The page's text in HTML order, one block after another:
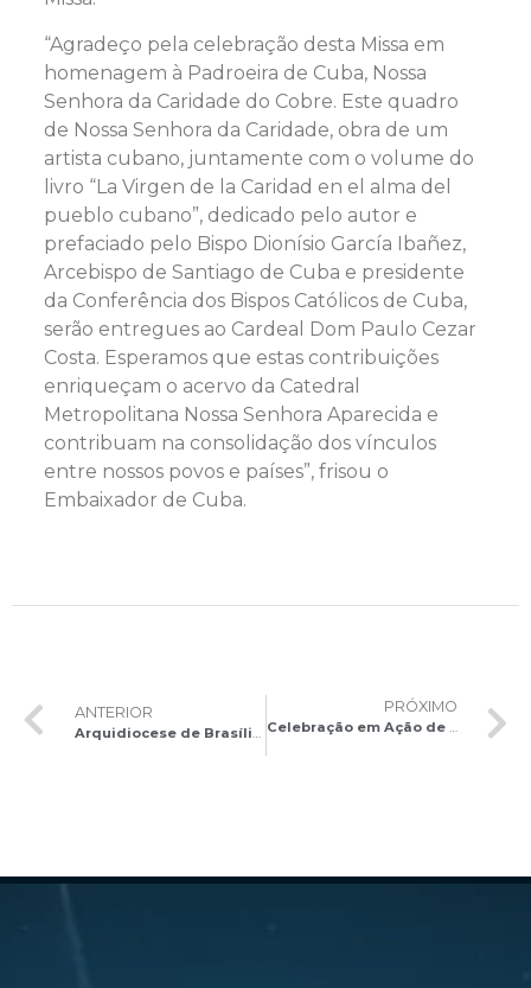
“Agradeço pela celebração desta Missa em
homenagem à Padroeira de Cuba, Nossa
Senhora da Caridade do Cobre. Este quadro
de Nossa Senhora da Caridade, obra de um
artista cubano, juntamente com o volume do
livro “La Virgen de la Caridad en el alma del
pueblo cubano”, dedicado pelo autor e
prefaciado pelo Bispo Dionísio García Ibañez,
Arcebispo de Santiago de Cuba e presidente
da Conferência dos Bispos Católicos de Cuba,
serão entregues ao Cardeal Dom Paulo Cezar
Costa. Esperamos que estas contribuições
enriqueçam o acervo da Catedral
Metropolitana Nossa Senhora Aparecida e
contribuam na consolidação dos vínculos
entre nossos povos e países”, frisou o
Embaixador de Cuba.
ANTERIOR
Arquidiocese de Brasília participa do Encontro Nacional de Responsáveis de Juventude das Dioceses e Assessores das Expressões Juvenis
PRÓXIMO
Celebração em Ação de Graças pelo Jubileu de Prata Presbiteral de Dom Antonio de Marcos